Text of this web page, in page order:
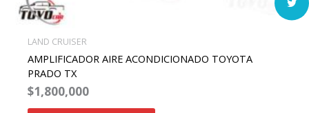
LAND CRUISER
AMPLIFICADOR AIRE ACONDICIONADO TOYOTA
PRADO TX
$1,800,000